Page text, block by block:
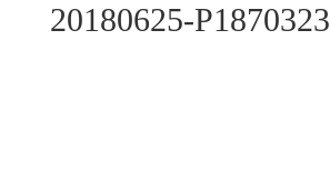
20180625-P1870323